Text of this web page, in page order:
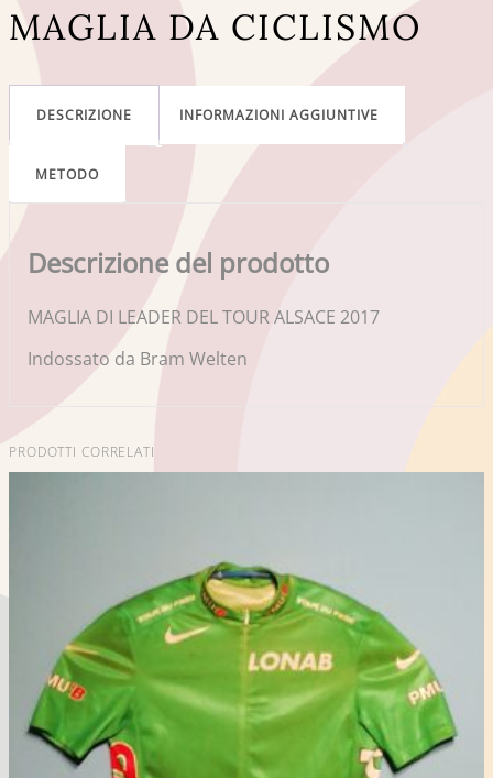
MAGLIA DA CICLISMO
DESCRIZIONE INFORMAZIONI AGGIUNTIVE
METODO
Descrizione del prodotto
MAGLIA DI LEADER DEL TOUR ALSACE 2017
Indossato da Bram Welten
PRODOTTI CORRELATI